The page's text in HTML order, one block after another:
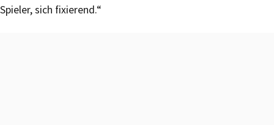
Spieler, sich fixierend.“